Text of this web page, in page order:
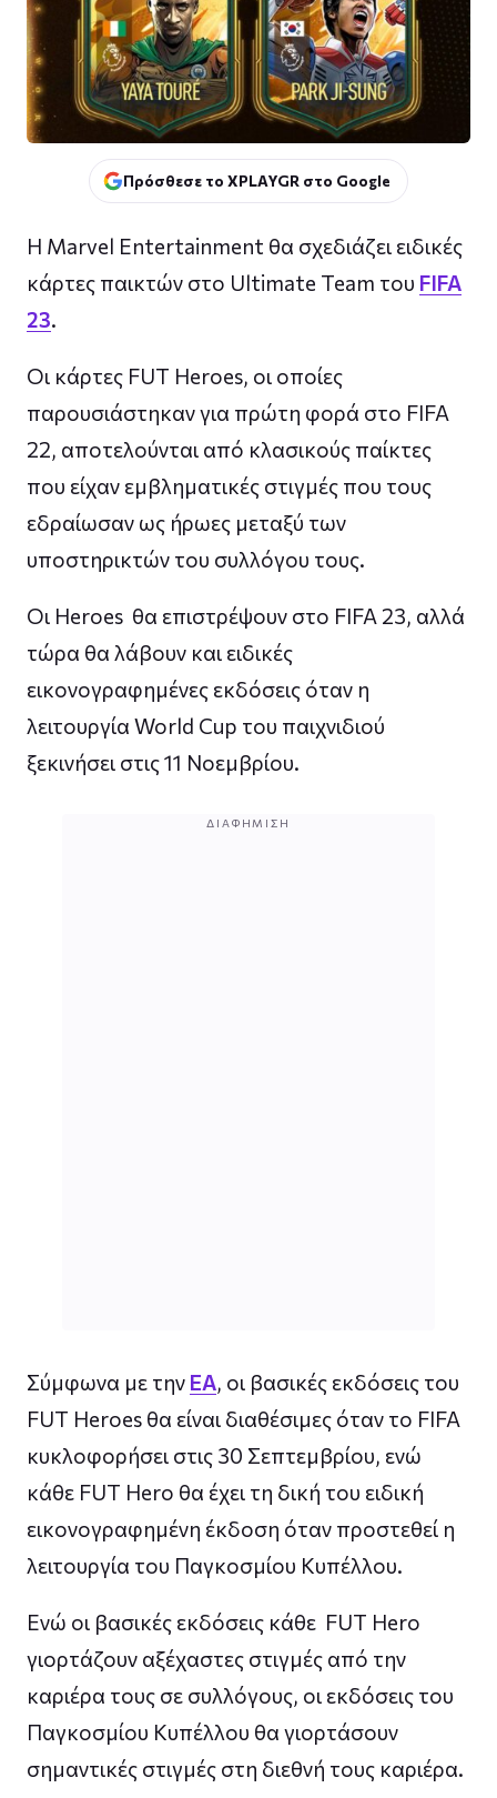
Πρόσθεσε το XPLAYGR στο Google
Η Marvel Entertainment θα σχεδιάζει ειδικές
κάρτες παικτών στο Ultimate Team του FIFA
23.
Οι κάρτες FUT Heroes, οι οποίες
παρουσιάστηκαν για πρώτη φορά στο FIFA
22, αποτελούνται από κλασικούς παίκτες
που είχαν εμβληματικές στιγμές που τους
εδραίωσαν ως ήρωες μεταξύ των
υποστηρικτών του συλλόγου τους.
Οι Heroes θα επιστρέψουν στο FIFA 23, αλλά
τώρα θα λάβουν και ειδικές
εικονογραφημένες εκδόσεις όταν η
λειτουργία World Cup του παιχνιδιού
ξεκινήσει στις 11 Νοεμβρίου.
ΔΙΑΦΉΜΙΣΗ
Σύμφωνα με την EA, οι βασικές εκδόσεις του
FUT Heroes θα είναι διαθέσιμες όταν το FIFA
κυκλοφορήσει στις 30 Σεπτεμβρίου, ενώ
κάθε FUT Hero θα έχει τη δική του ειδική
εικονογραφημένη έκδοση όταν προστεθεί η
λειτουργία του Παγκοσμίου Κυπέλλου.
Ενώ οι βασικές εκδόσεις κάθε FUT Hero
γιορτάζουν αξέχαστες στιγμές από την
καριέρα τους σε συλλόγους, οι εκδόσεις του
Παγκοσμίου Κυπέλλου θα γιορτάσουν
σημαντικές στιγμές στη διεθνή τους καριέρα.